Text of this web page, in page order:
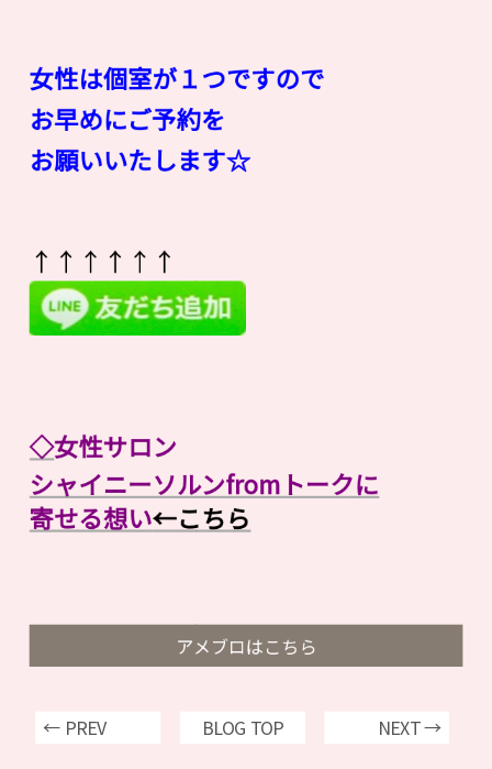
女性は個室が１つですので
お早めにご予約を
お願いいたします☆
↑↑↑↑↑↑
◇女性サロン
シャイニーソルンfromトークに
寄せる想い←こちら
アメブロはこちら
← PREV BLOG TOP NEXT →